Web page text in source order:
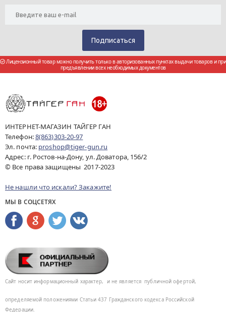
Лицензионный товар можно получить только в авторизованных пунктах выдачи товаров и при
предъявлении всех необходимых документов
ИНТЕРНЕТ-МАГАЗИН ТАЙГЕР ГАН
Телефон:8(863)303-20-97
Эл. почта: proshop@tiger-gun.ru
Адрес: г. Ростов-на-Дону, ул. Доватора, 156/2
© Все права защищены 2017-2023
Не нашли что искали? Закажите!
МЫ В СОЦСЕТЯХ
Сайт носит информационный характер, и не является публичной офертой,
определяемой положениями Статьи 437 Гражданского кодекса Российской
Федерации.